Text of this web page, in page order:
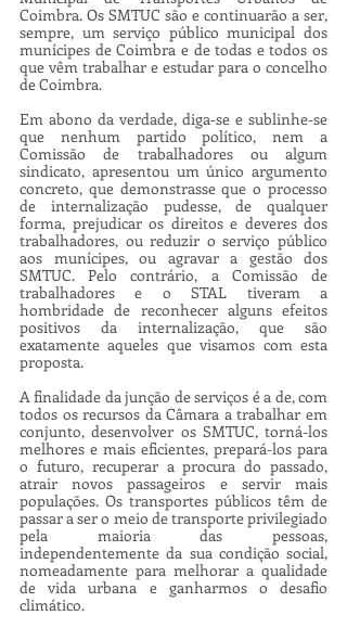
Coimbra. Os SMTUC são e continuarão a ser,
sempre, um serviço público municipal dos
munícipes de Coimbra e de todas e todos os
que vêm trabalhar e estudar para o concelho
de Coimbra.
Em abono da verdade, diga-se e sublinhe-se
que nenhum partido político, nem a
Comissão de trabalhadores ou algum
sindicato, apresentou um único argumento
concreto, que demonstrasse que o processo
de internalização pudesse, de qualquer
forma, prejudicar os direitos e deveres dos
trabalhadores, ou reduzir o serviço público
aos munícipes, ou agravar a gestão dos
SMTUC. Pelo contrário, a Comissão de
trabalhadores e o STAL tiveram a
hombridade de reconhecer alguns efeitos
positivos da internalização, que são
exatamente aqueles que visamos com esta
proposta.
A finalidade da junção de serviços é a de, com
todos os recursos da Câmara a trabalhar em
conjunto, desenvolver os SMTUC, torná-los
melhores e mais eficientes, prepará-los para
o futuro, recuperar a procura do passado,
atrair novos passageiros e servir mais
populações. Os transportes públicos têm de
passar a ser o meio de transporte privilegiado
pela maioria das pessoas,
independentemente da sua condição social,
nomeadamente para melhorar a qualidade
de vida urbana e ganharmos o desafio
climático.